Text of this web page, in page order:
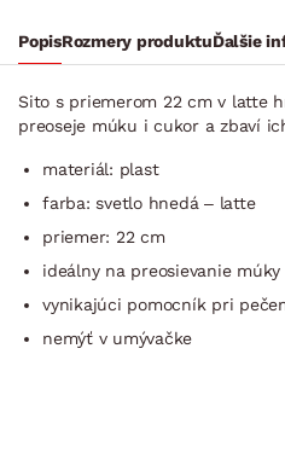
PopisRozmery produktuĎalšie
Sito s priemerom 22 cm v latte
preoseje múku i cukor a zbaví
materiál: plast
farba: svetlo hnedá – latte
priemer: 22 cm
ideálny na preosievanie
vynikajúci pomocník pri
nemýť v umývačke